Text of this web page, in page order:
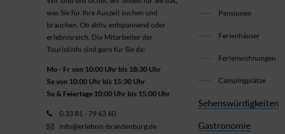
was Sie für Ihre Aus­zeit suchen und
brauchen. Ob aktiv, ent­spannend oder
erlebnis­reich. Die Mitarbeiter der
Touristinfo sind gern für Sie da:
Mo - Fr von 10:00 Uhr bis 18:30 Uhr
Sa von 10:00 Uhr bis 15:30 Uhr
So & Feiertage 10:00 Uhr bis 15:00 Uhr
0 33 81 - 79 63 60
info@erlebnis-brandenburg.de
Pensionen
Ferienhäuser
Ferienwohnungen
Campingplätze
Sehenswürdigkeiten
Gastronomie